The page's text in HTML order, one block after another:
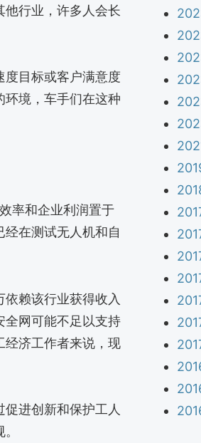
他行业，许多人会长
度目标或客户满意度
境，车手们在这种
率和企业利润置于
在测试无人机和自
赖该行业获得收入
全网可能不足以支持
经济工作者来说，现
进创新和保护工人